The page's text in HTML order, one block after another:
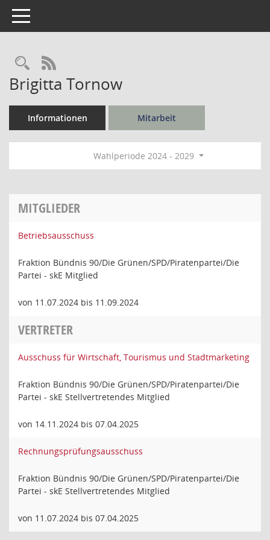
Toggle navigation
Rechercheauswahl
RSS-Feed
Brigitta Tornow
Informationen Mitarbeit
Wahlperiode 2024 - 2029
MITGLIEDER
Betriebsausschuss
Fraktion Bündnis 90/Die Grünen/SPD/Piratenpartei/Die
Partei - skE Mitglied
von 11.07.2024 bis 11.09.2024
VERTRETER
Ausschuss für Wirtschaft, Tourismus und Stadtmarketing
Fraktion Bündnis 90/Die Grünen/SPD/Piratenpartei/Die
Partei - skE Stellvertretendes Mitglied
von 14.11.2024 bis 07.04.2025
Rechnungsprüfungsausschuss
Fraktion Bündnis 90/Die Grünen/SPD/Piratenpartei/Die
Partei - skE Stellvertretendes Mitglied
von 11.07.2024 bis 07.04.2025